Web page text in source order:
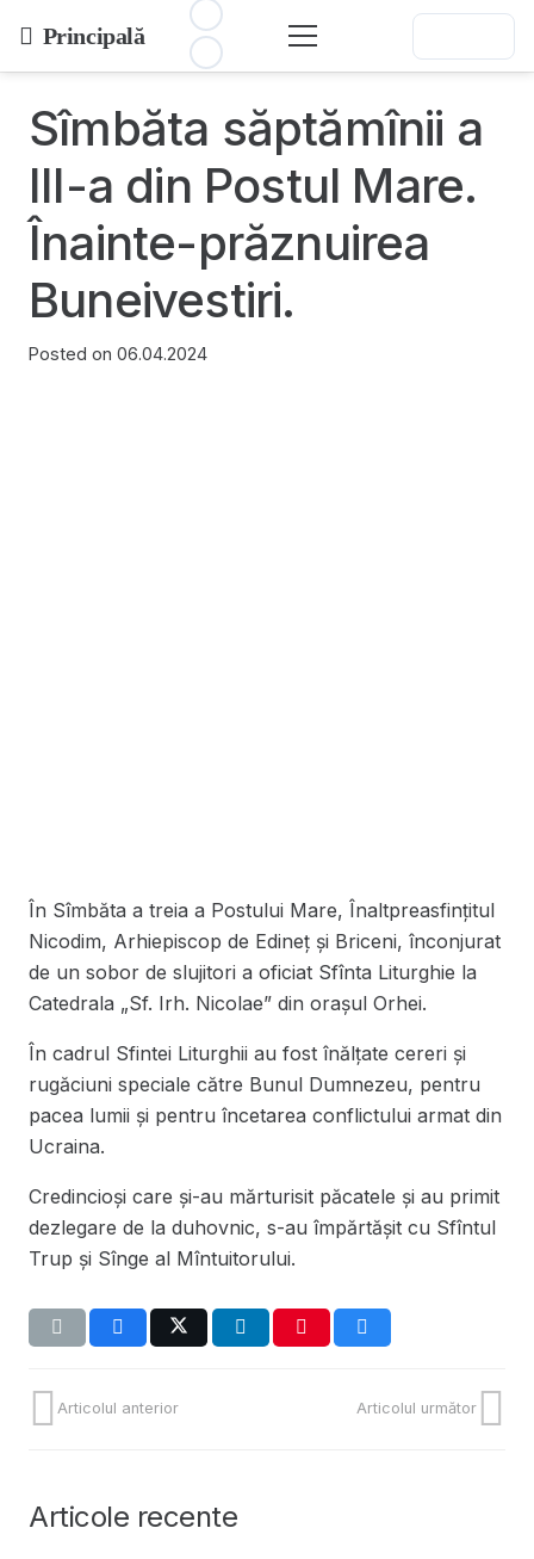
Principală
Sîmbăta săptămînii a
III-a din Postul Mare.
Înainte-prăznuirea
Buneivestiri.
Posted on 06.04.2024
În Sîmbăta a treia a Postului Mare, Înaltpreasfinţitul
Nicodim, Arhiepiscop de Edineţ şi Briceni, înconjurat
de un sobor de slujitori a oficiat Sfînta Liturghie la
Catedrala „Sf. Irh. Nicolae” din orașul Orhei.
În cadrul Sfintei Liturghii au fost înălțate cereri și
rugăciuni speciale către Bunul Dumnezeu, pentru
pacea lumii și pentru încetarea conflictului armat din
Ucraina.
Credincioşi care și-au mărturisit păcatele şi au primit
dezlegare de la duhovnic, s-au împărtăşit cu Sfîntul
Trup şi Sînge al Mîntuitorului.
Articolul anterior Articolul următor
Articole recente